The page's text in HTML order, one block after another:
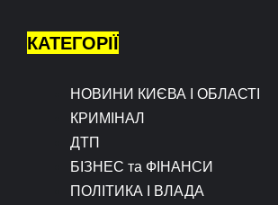
КАТЕГОРІЇ
НОВИНИ КИЄВА І ОБЛАСТІ
КРИМІНАЛ
ДТП
БІЗНЕС та ФІНАНСИ
ПОЛІТИКА І ВЛАДА